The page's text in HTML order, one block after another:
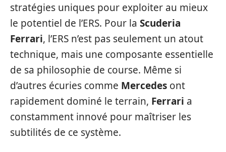
stratégies uniques pour exploiter au mieux
le potentiel de l’ERS. Pour la Scuderia
Ferrari, l’ERS n’est pas seulement un atout
technique, mais une composante essentielle
de sa philosophie de course. Même si
d’autres écuries comme Mercedes ont
rapidement dominé le terrain, Ferrari a
constamment innové pour maîtriser les
subtilités de ce système.